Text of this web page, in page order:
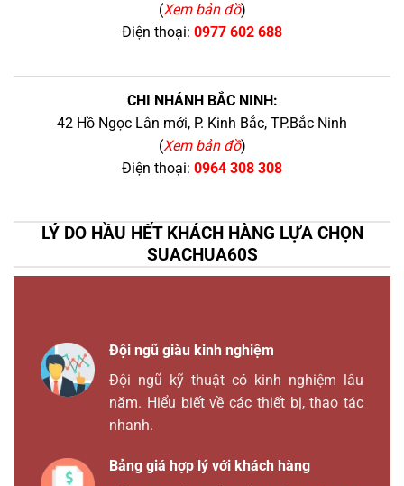
(Xem bản đồ)
Điện thoại: 0977 602 688
CHI NHÁNH BẮC NINH:
42 Hồ Ngọc Lân mới, P. Kinh Bắc, TP.Bắc Ninh
(Xem bản đồ)
Điện thoại: 0964 308 308
LÝ DO HẦU HẾT KHÁCH HÀNG LỰA CHỌN
SUACHUA60S
Đội ngũ giàu kinh nghiệm
Đội ngũ kỹ thuật có kinh nghiệm lâu
năm. Hiểu biết về các thiết bị, thao tác
nhanh.
Bảng giá hợp lý với khách hàng